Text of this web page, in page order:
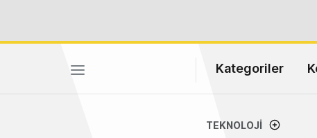
Kategoriler
TEKNOLOJI